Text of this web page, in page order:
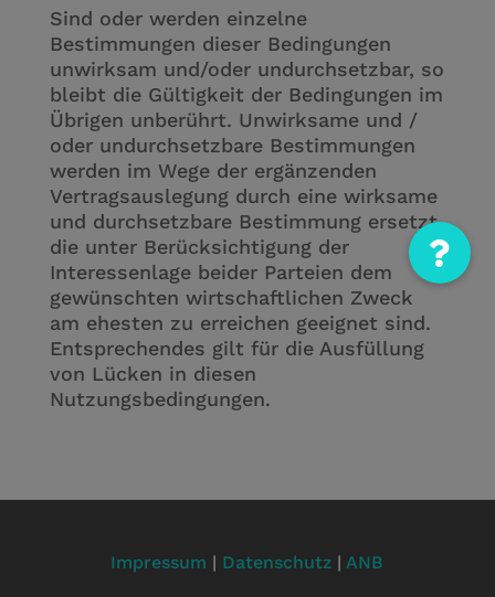
Sind oder werden einzelne
Bestimmungen dieser Bedingungen
unwirksam und/oder undurchsetzbar, so
bleibt die Gültigkeit der Bedingungen im
Übrigen unberührt. Unwirksame und /
oder undurchsetzbare Bestimmungen
werden im Wege der ergänzenden
Vertragsauslegung durch eine wirksame
und durchsetzbare Bestimmung ersetzt,
die unter Berücksichtigung der
Interessenlage beider Parteien dem
gewünschten wirtschaftlichen Zweck
am ehesten zu erreichen geeignet sind.
Entsprechendes gilt für die Ausfüllung
von Lücken in diesen
Nutzungsbedingungen.
Impressum | Datenschutz |ANB